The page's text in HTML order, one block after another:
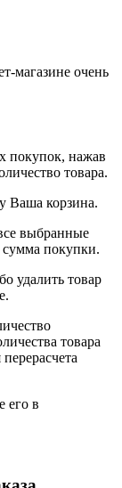
магазине очень
покупок, нажав
товара.
Ваша корзина.
выбранные
сумма покупки.
удалить товар
товара
его в